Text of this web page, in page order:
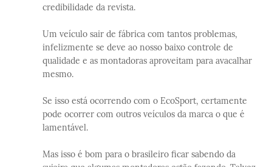
credibilidade da revista.
Um veículo sair de fábrica com tantos problemas,
infelizmente se deve ao nosso baixo controle de
qualidade e as montadoras aproveitam para avacalhar
mesmo.
Se isso está ocorrendo com o EcoSport, certamente
pode ocorrer com outros veículos da marca o que é
lamentável.
Mas isso é bom para o brasileiro ficar sabendo da